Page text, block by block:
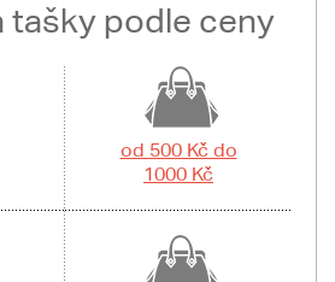
tašky podle ceny
od 500 Kč do
1000 Kč